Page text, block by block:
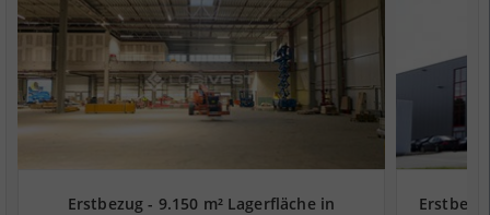
Erstbezug - 9.150 m² Lagerfläche in